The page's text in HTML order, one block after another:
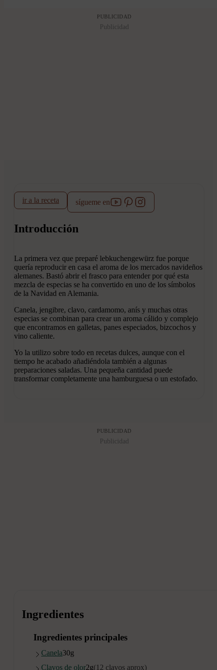
PUBLICIDAD
Publicidad
Introducción
ir a la receta sígueme en
La primera vez que preparé lebkuchengewürz fue porque
quería reproducir en casa el aroma de los mercados navideños
alemanes. Bastó abrir el frasco para entender por qué esta
mezcla de especias se ha convertido en uno de los símbolos
de la Navidad en Alemania.
Canela, jengibre, clavo, cardamomo, anís y muchas otras
especias se combinan para crear un aroma cálido y complejo
que encontramos en galletas, panes especiados, bizcochos y
vino caliente.
Yo la utilizo sobre todo en recetas dulces, aunque con el
tiempo he acabado añadiéndola también a algunas
preparaciones saladas. Una pequeña cantidad puede
transformar completamente una hamburguesa o un estofado.
PUBLICIDAD
Publicidad
Ingredientes
Ingredientes principales
Canela30g
Clavos de olor2g(12 clavos aprox)